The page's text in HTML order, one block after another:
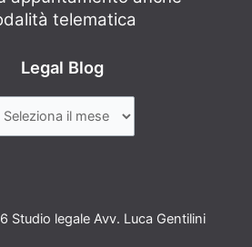
telematica
Legal Blog
legale Avv. Luca Gentilini